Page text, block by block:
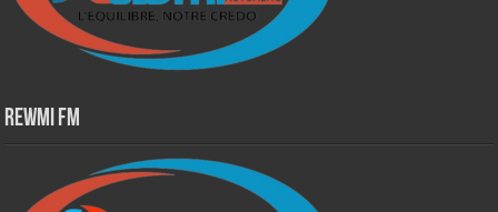
Rewmi Fm